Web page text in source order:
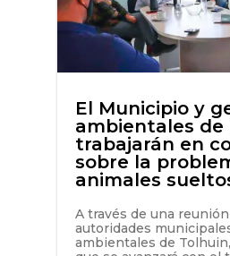
El Municipio y
ambientales de
trabajarán en
sobre la
animales
A través de una
autoridades
ambientales de